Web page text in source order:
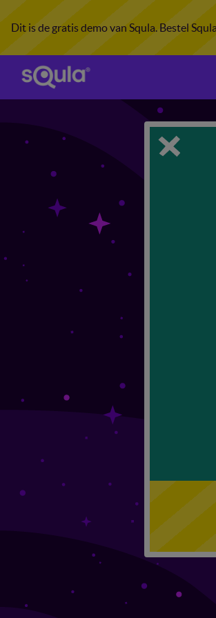
Dit is de gratis demo van Squla. Bestel